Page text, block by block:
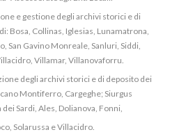
e gestione degli archivi storici e di
Bosa, Collinas, Iglesias, Lunamatrona,
San Gavino Monreale, Sanluri, Siddi,
Villamar, Villanovaforru.
degli archivi storici e di deposito dei
Montiferro, Cargeghe; Siurgus
Sardi, Ales, Dolianova, Fonni,
Solarussa e Villacidro.